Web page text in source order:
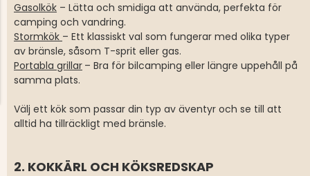
Gasolkök – Lätta och smidiga att använda, perfekta för
camping och vandring.
Stormkök – Ett klassiskt val som fungerar med olika typer
av bränsle, såsom T-sprit eller gas.
Portabla grillar – Bra för bilcamping eller längre uppehåll på
samma plats.
Välj ett kök som passar din typ av äventyr och se till att
alltid ha tillräckligt med bränsle.
2. KOKKÄRL OCH KÖKSREDSKAP